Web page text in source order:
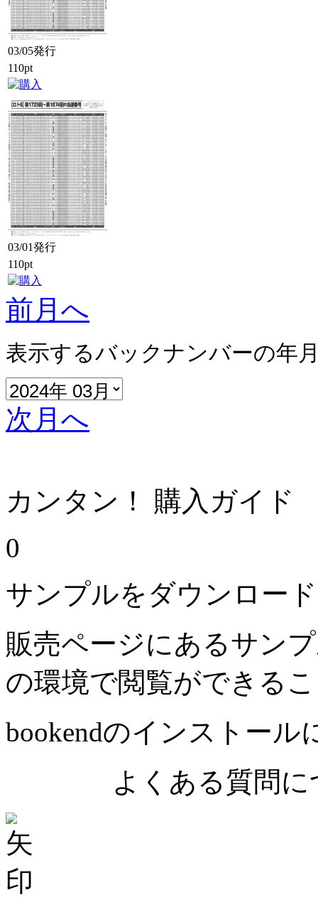
03/05発行
110pt
03/01発行
110pt
前月へ
表示するバックナンバーの年
次月へ
カンタン！ 購入ガイド
0
サンプルをダウンロー
販売ページにあるサン
の環境で閲覧ができる
bookendのインストール
よくある質問に